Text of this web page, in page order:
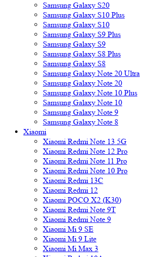
Samsung Galaxy S20
Samsung Galaxy S10 Plus
Samsung Galaxy S10
Samsung Galaxy S9 Plus
Samsung Galaxy S9
Samsung Galaxy S8 Plus
Samsung Galaxy S8
Samsung Galaxy Note 20 Ultra
Samsung Galaxy Note 20
Samsung Galaxy Note 10 Plus
Samsung Galaxy Note 10
Samsung Galaxy Note 9
Samsung Galaxy Note 8
Xiaomi
Xiaomi Redmi Note 13 5G
Xiaomi Redmi Note 12 Pro
Xiaomi Redmi Note 11 Pro
Xiaomi Redmi Note 10 Pro
Xiaomi Redmi 13C
Xiaomi Redmi 12
Xiaomi POCO X2 (K30)
Xiaomi Redmi Note 9T
Xiaomi Redmi Note 9
Xiaomi Mi 9 SE
Xiaomi Mi 9 Lite
Xiaomi Mi Max 3